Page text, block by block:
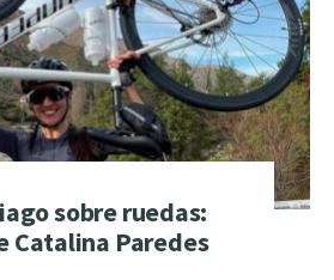
sobre ruedas:
Catalina Paredes